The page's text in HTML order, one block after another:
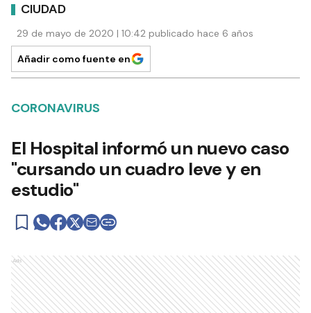
CIUDAD
29 de mayo de 2020 | 10:42 publicado hace 6 años
Añadir como fuente en
CORONAVIRUS
El Hospital informó un nuevo caso
"cursando un cuadro leve y en
estudio"
Ads